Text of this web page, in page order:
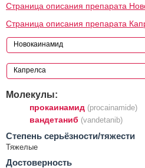
Страница описания препарата
Страница описания препарата
Молекулы:
прокаинамид (procainamide)
вандетаниб (vandetanib)
Cтепень серьёзности/тяжести
Тяжелые
Достоверность